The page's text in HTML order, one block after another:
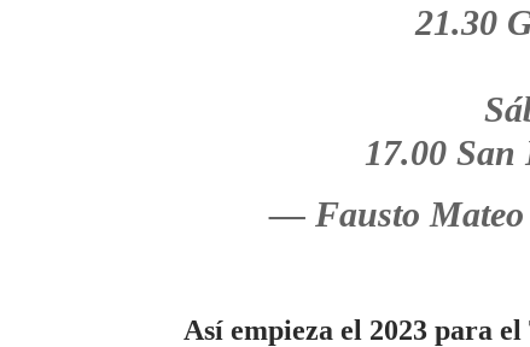
21.30
17.00
— Fausto
Así empieza el 2023 para el